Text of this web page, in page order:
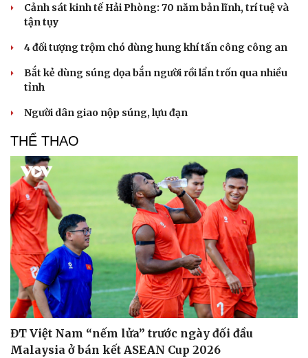
Cảnh sát kinh tế Hải Phòng: 70 năm bản lĩnh, trí tuệ và
tận tụy
4 đối tượng trộm chó dùng hung khí tấn công công an
Bắt kẻ dùng súng dọa bắn người rồi lẩn trốn qua nhiều
tỉnh
Người dân giao nộp súng, lựu đạn
THỂ THAO
ĐT Việt Nam “nếm lửa” trước ngày đối đầu
Malaysia ở bán kết ASEAN Cup 2026